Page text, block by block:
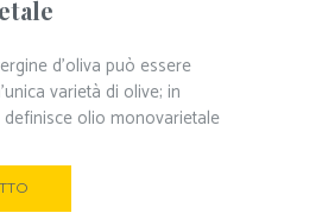
d’oliva può essere
varietà di olive; in
olio monovarietale